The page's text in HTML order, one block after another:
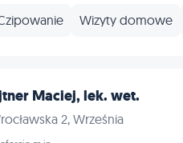
Wizyty domowe
Maciej, lek. wet.
2, Września